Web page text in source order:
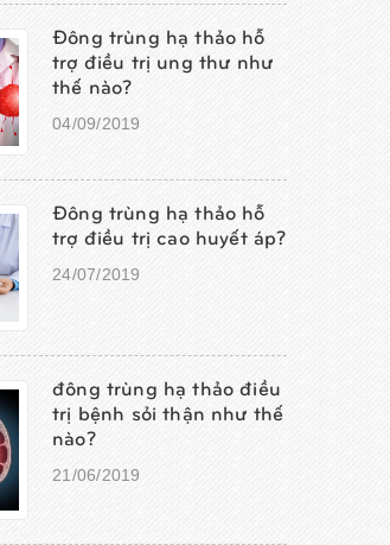
Đông trùng hạ thảo hỗ
trợ điều trị ung thư như
thế nào?
04/09/2019
Đông trùng hạ thảo hỗ
trợ điều trị cao huyết áp?
24/07/2019
đông trùng hạ thảo điều
trị bệnh sỏi thận như thế
nào?
21/06/2019